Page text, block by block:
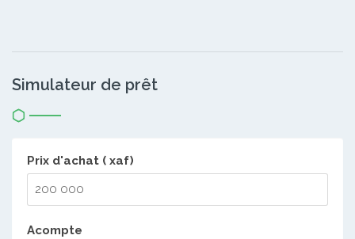
Simulateur de prêt
Prix d'achat ( xaf)
Acompte